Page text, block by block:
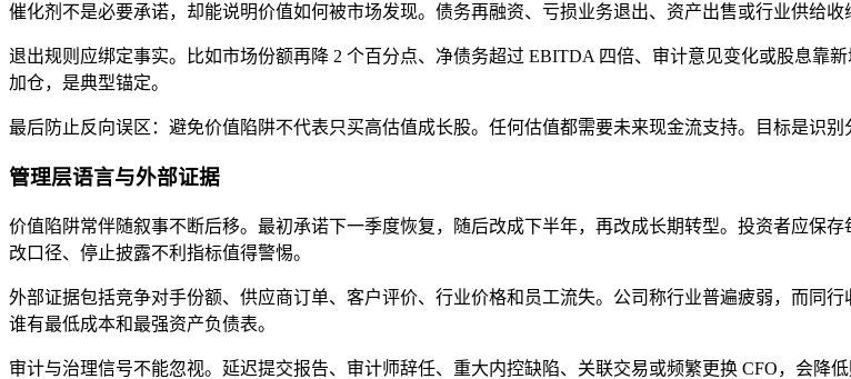
催化剂不是必要承诺，却能说明价值如何被市场发现。债务再融资、亏损业务退出、资产出售或行业供给收
退出规则应绑定事实。比如市场份额再降 2 个百分点、净债务超过 EBITDA 四倍、审计意见变化或股息靠
加仓，是典型锚定。
最后防止反向误区：避免价值陷阱不代表只买高估值成长股。任何估值都需要未来现金流支持。目标是识别
管理层语言与外部证据
价值陷阱常伴随叙事不断后移。最初承诺下一季度恢复，随后改成下半年，再改成长期转型。投资者应保
改口径、停止披露不利指标值得警惕。
外部证据包括竞争对手份额、供应商订单、客户评价、行业价格和员工流失。公司称行业普遍疲弱，而同
谁有最低成本和最强资产负债表。
审计与治理信号不能忽视。延迟提交报告、审计师辞任、重大内控缺陷、关联交易或频繁更换 CFO，会降